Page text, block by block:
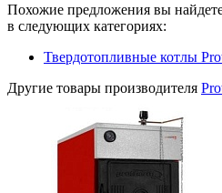
Похожие предложения вы
в следующих категориях:
Твердотопливные котлы
Другие товары производителя